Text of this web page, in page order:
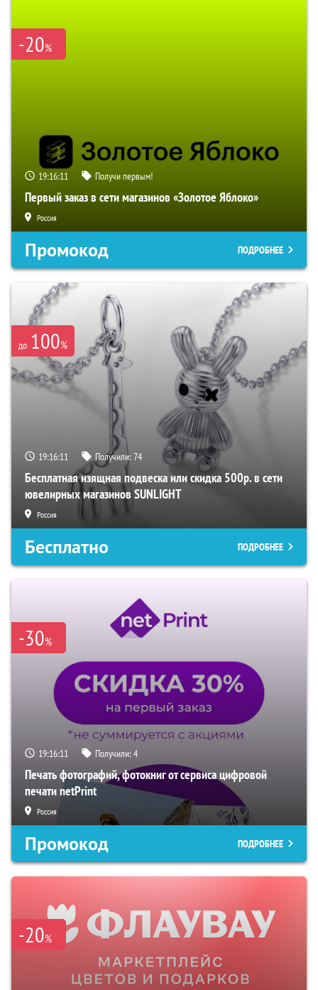
-20%
19:16:10 Получи первым!
Первый заказ в сети магазинов «Золотое Яблоко»
Россия
Промокод ПОДРОБНЕЕ
до 100%
19:16:10 Получили:74
Бесплатная изящная подвеска или скидка 500р. в сети
ювелирных магазинов SUNLIGHT
Россия
Бесплатно ПОДРОБНЕЕ
-30%
19:16:10 Получили:4
Печать фотографий, фотокниг от сервиса цифровой
печати netPrint
Россия
Промокод ПОДРОБНЕЕ
-20%